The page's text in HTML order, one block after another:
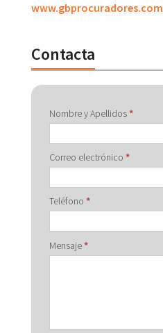
www.gbprocuradores.com
Contacta
Contactar
con
Nombre y Apellidos*
Correo electrónico *
Teléfono *
Mensaje*